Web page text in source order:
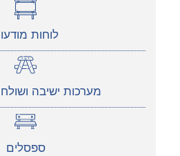
לוחות
מערכות ישיבה
ספסלים